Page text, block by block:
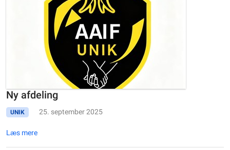
Ny afdeling
UNIK 25. september 2025
Læs mere